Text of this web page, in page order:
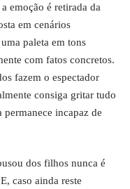
emoção é retirada da
em cenários
paleta em tons
com fatos concretos.
fazem o espectador
consiga gritar tudo
incapaz de
dos filhos nunca é
caso ainda reste